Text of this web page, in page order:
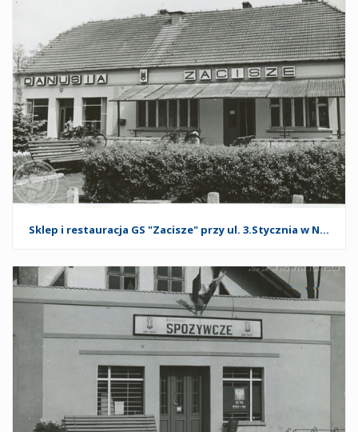
Sklep i restauracja GS "Zacisze" przy ul. 3.Stycznia w Nowym Tomyślu